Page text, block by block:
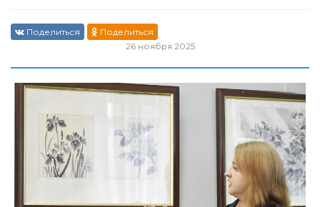
Поделиться
Поделиться
26 ноября 2025